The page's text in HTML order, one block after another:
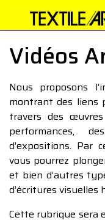
Vidéos
Nous proposons
montrant des liens
travers des
performances,
d’expositions. Par
vous pourrez
et bien d’autres
d’écritures visuelles
Cette rubrique sera